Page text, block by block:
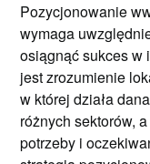
Pozycjonowanie
wymaga
osiągnąć sukces w
jest zrozumienie
w której działa
różnych sektorów,
potrzeby i